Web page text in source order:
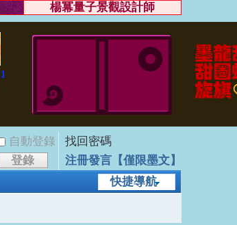
楊冪量子景觀設計師
自動登錄
找回密碼
登錄
注冊發言【僅限墨文】
快捷導航